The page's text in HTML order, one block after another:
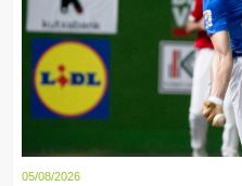
05/08/2026